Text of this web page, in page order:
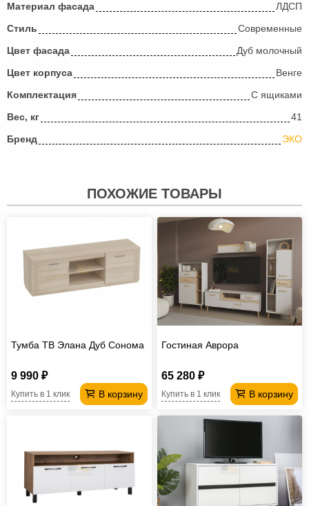
Материал фасада
ЛДСП
Стиль
Современные
Цвет фасада
Дуб молочный
Цвет корпуса
Венге
Комплектация
С ящиками
Вес, кг
41
Бренд
ЭКО
ПОХОЖИЕ ТОВАРЫ
Тумба ТВ Элана Дуб Сонома
9 990 ₽
В корзину
Купить в 1 клик
Гостиная Аврора
65 280 ₽
В корзину
Купить в 1 клик